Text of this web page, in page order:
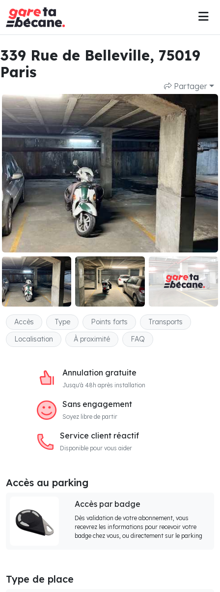
339 Rue de Belleville, 75019
Paris
Partager
Accès Type Points forts
Transports
Localisation
À proximité FAQ
Annulation gratuite
Jusqu'à 48h après installation
Sans engagement
Soyez libre de partir
Service client réactif
Disponible pour vous aider
Accès au parking
Accès par badge
Dès validation de votre abonnement, vous
recevrez les informations pour recevoir votre
badge chez vous, ou directement sur le parking
Type de place